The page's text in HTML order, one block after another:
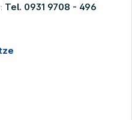
Tel. 0931 9708 - 496